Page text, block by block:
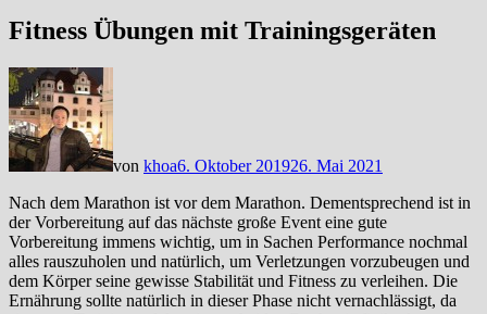
Fitness Übungen mit Trainingsgeräten
von khoa6. Oktober 201926. Mai 2021
Nach dem Marathon ist vor dem Marathon. Dementsprechend ist in
der Vorbereitung auf das nächste große Event eine gute
Vorbereitung immens wichtig, um in Sachen Performance nochmal
alles rauszuholen und natürlich, um Verletzungen vorzubeugen und
dem Körper seine gewisse Stabilität und Fitness zu verleihen. Die
Ernährung sollte natürlich in dieser Phase nicht vernachlässigt, da